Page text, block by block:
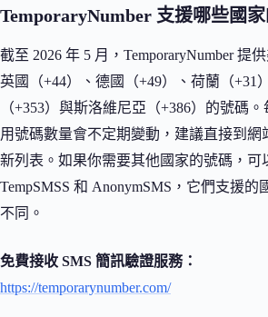
TemporaryNumber 支援哪些國家
截至 2026 年 5 月，TemporaryNumber 提
英國（+44）、德國（+49）、荷蘭（+31
（+353）與斯洛維尼亞（+386）的號碼
用號碼數量會不定期變動，建議直接到網
新列表。如果你需要其他國家的號碼，可
TempSMSS 和 AnonymSMS，它們支援的
不同。
免費接收 SMS 簡訊驗證服務：
https://temporarynumber.com/